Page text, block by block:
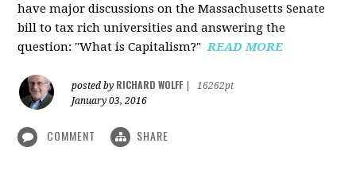
have major discussions on the Massachusetts Senate
bill to tax rich universities and answering the
question: "What is Capitalism?"READ MORE
posted by RICHARD WOLFF
16262pt
January 03, 2016
COMMENT SHARE